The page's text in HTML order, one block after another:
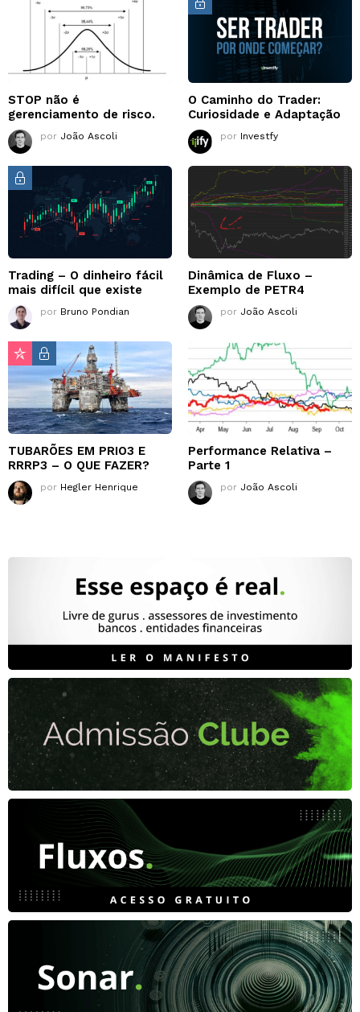
STOP não é
gerenciamento de risco.
por João Ascoli
O Caminho do Trader:
Curiosidade e Adaptação
por Investfy
Trading – O dinheiro fácil
mais difícil que existe
por Bruno Pondian
Dinâmica de Fluxo –
Exemplo de PETR4
por João Ascoli
TUBARÕES EM PRIO3 E
RRRP3 – O QUE FAZER?
por Hegler Henrique
Performance Relativa –
Parte 1
por João Ascoli